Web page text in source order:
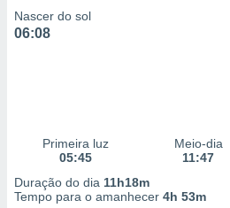
Nascer do sol
06:08
Primeira luz
05:45
Meio-dia
11:47
Duração do dia 11h18m
Tempo para o amanhecer 4h 53m